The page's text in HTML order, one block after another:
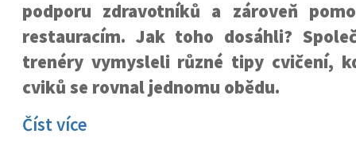
podporu zdravotníků a zároveň
restauracím. Jak toho dosáhli?
trenéry vymysleli různé tipy cvičení,
cviků se rovnal jednomu obědu.
Číst více